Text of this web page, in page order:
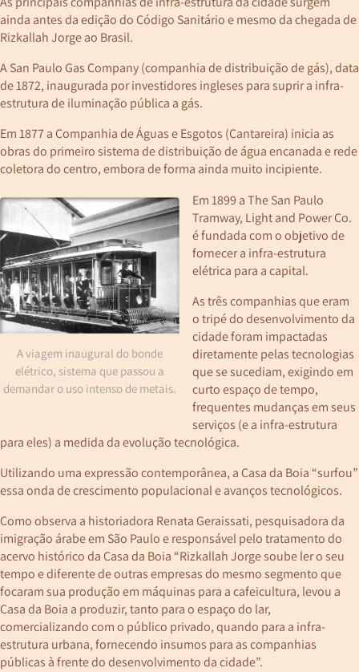
ainda antes da edição do Código Sanitário e mesmo da chegada de
Rizkallah Jorge ao Brasil.
A San Paulo Gas Company (companhia de distribuição de gás), data
de 1872, inaugurada por investidores ingleses para suprir a infra-
estrutura de iluminação pública a gás.
Em 1877 a Companhia de Águas e Esgotos (Cantareira) inicia as
obras do primeiro sistema de distribuição de água encanada e rede
coletora do centro, embora de forma ainda muito incipiente.
A viagem inaugural do bonde
elétrico, sistema que passou a
demandar o uso intenso de metais.
Em 1899 a The San Paulo
Tramway, Light and Power Co.
é fundada com o objetivo de
fornecer a infra-estrutura
elétrica para a capital.
As três companhias que eram
o tripé do desenvolvimento da
cidade foram impactadas
diretamente pelas tecnologias
que se sucediam, exigindo em
curto espaço de tempo,
frequentes mudanças em seus
serviços (e a infra-estrutura
para eles) a medida da evolução tecnológica.
Utilizando uma expressão contemporânea, a Casa da Boia “surfou”
essa onda de crescimento populacional e avanços tecnológicos.
Como observa a historiadora Renata Geraissati, pesquisadora da
imigração árabe em São Paulo e responsável pelo tratamento do
acervo histórico da Casa da Boia “Rizkallah Jorge soube ler o seu
tempo e diferente de outras empresas do mesmo segmento que
focaram sua produção em máquinas para a cafeicultura, levou a
Casa da Boia a produzir, tanto para o espaço do lar,
comercializando com o público privado, quando para a infra-
estrutura urbana, fornecendo insumos para as companhias
públicas à frente do desenvolvimento da cidade”.